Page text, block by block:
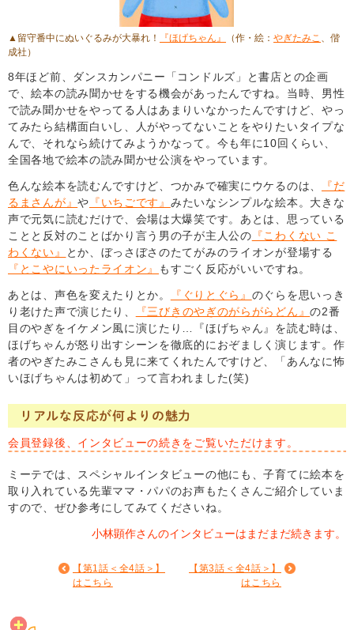
▲留守番中にぬいぐるみが大暴れ！ 『ほげちゃん』 （作・絵： やぎたみこ 、偕
成社）
8年ほど前、ダンスカンパニー「コンドルズ」と書店との企画
で、絵本の読み聞かせをする機会があったんですね。当時、男性
で読み聞かせをやってる人はあまりいなかったんですけど、やっ
てみたら結構面白いし、人がやってないことをやりたいタイプな
んで、それなら続けてみようかなって。今も年に10回くらい、
全国各地で絵本の読み聞かせ公演をやっています。
色んな絵本を読むんですけど、つかみで確実にウケるのは、
『だ
るまさんが』や 『いちごです』 みたいなシンプルな絵本。大きな
声で元気に読むだけで、会場は大爆笑です。あとは、思っている
ことと反対のことばかり言う男の子が主人公の 『こわくない こ
わくない』
とか、ぼっさぼさのたてがみのライオンが登場する
『とこやにいったライオン』
もすごく反応がいいですね。
あとは、声色を変えたりとか。 『ぐりとぐら』 のぐらを思いっき
り老けた声で演じたり、
『三びきのやぎのがらがらどん』の2番
目のやぎをイケメン風に演じたり…『ほげちゃん』を読む時は、
ほげちゃんが怒り出すシーンを徹底的におぞましく演じます。作
者のやぎたみこさんも見に来てくれたんですけど、「あんなに怖
いほげちゃんは初めて」って言われました(笑)
リアルな反応が何よりの魅力
会員登録後、インタビューの続きをご覧いただけます。
ミーテでは、スペシャルインタビューの他にも、子育てに絵本を
取り入れている先輩ママ・パパのお声もたくさんご紹介していま
すので、ぜひ参考にしてみてくださいね。
小林顕作さんのインタビューはまだまだ続きます。
【第3話＜全4話＞】
はこちら
【第1話＜全4話＞】
はこちら